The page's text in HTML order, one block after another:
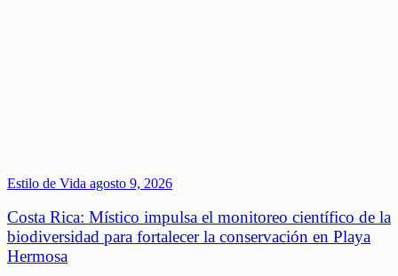
Estilo de Vida agosto 9, 2026
Costa Rica: Místico impulsa el monitoreo científico de la
biodiversidad para fortalecer la conservación en Playa
Hermosa